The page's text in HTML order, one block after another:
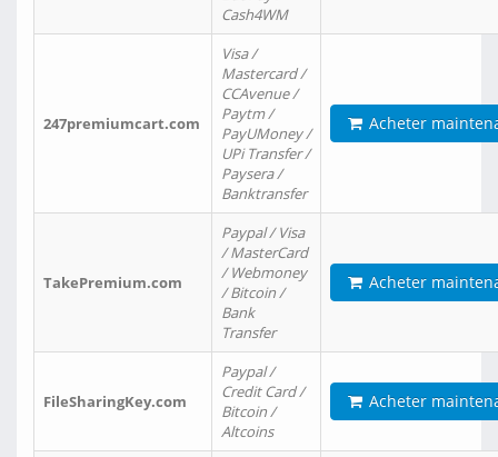
Cash4WM
247premiumcart.com
Visa /
Mastercard /
CCAvenue /
Paytm /
PayUMoney /
UPi Transfer /
Paysera /
Banktransfer
Acheter
TakePremium.com
Paypal / Visa
/ MasterCard
/ Webmoney
/ Bitcoin /
Bank
Transfer
Acheter
FileSharingKey.com
Paypal /
Credit Card /
Bitcoin /
Altcoins
Acheter